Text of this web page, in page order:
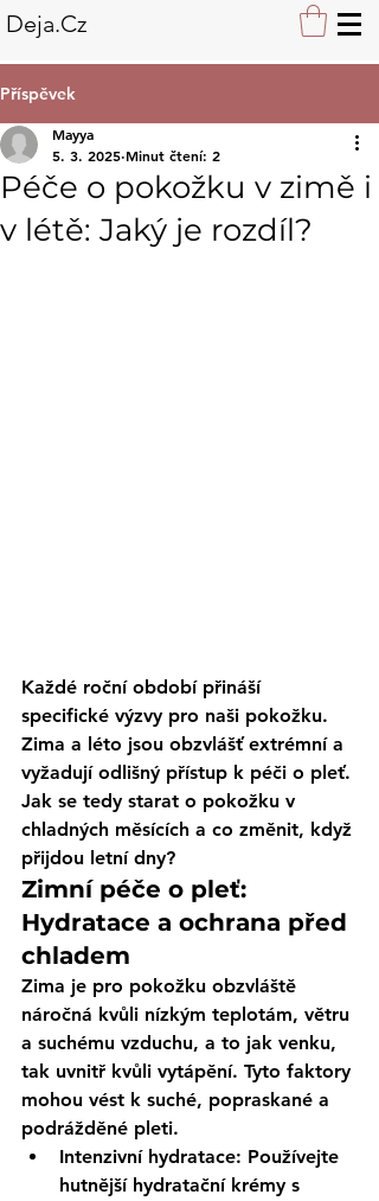
Deja.Cz
Příspěvek
Péče o pokožku v zimě i
v létě: Jaký je rozdíl?
Mayya
5. 3. 2025 Minut čtení: 2
Každé roční období přináší
specifické výzvy pro naši pokožku.
Zima a léto jsou obzvlášť extrémní a
vyžadují odlišný přístup k péči o pleť.
Jak se tedy starat o pokožku v
chladných měsících a co změnit, když
přijdou letní dny?
Zimní péče o pleť:
Hydratace a ochrana před
chladem
Zima je pro pokožku obzvláště
náročná kvůli nízkým teplotám, větru
a suchému vzduchu, a to jak venku,
tak uvnitř kvůli vytápění. Tyto faktory
mohou vést k suché, popraskané a
podrážděné pleti.
Intenzivní hydratace: Používejte
hutnější hydratační krémy s